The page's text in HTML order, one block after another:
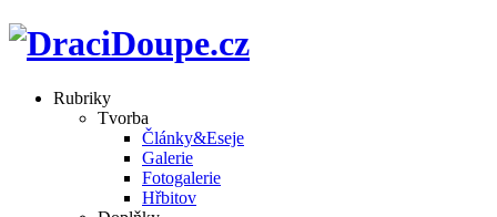
Rubriky
Tvorba
Články&Eseje
Galerie
Fotogalerie
Hřbitov